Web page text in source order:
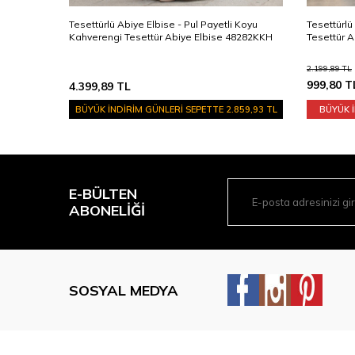
Tesettürlü Abiye Elbise - Pul Payetli Koyu
Kahverengi Tesettür Abiye Elbise 48282KKH
4.399,89 TL
BÜYÜK İNDİRİM GÜNLERİ SEPETTE 2.859,93 TL
Tesettür
2.199,89TL
999,80
BÜYÜK
E-BÜLTEN
ABONELIĞI
SOSYAL MEDYA